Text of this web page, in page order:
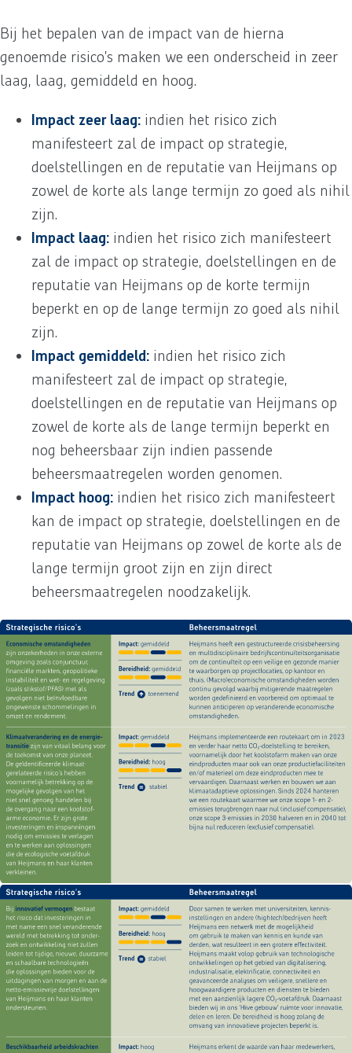
Bij het bepalen van de impact van de hierna
genoemde risico’s maken we een onderscheid in zeer
laag, laag, gemiddeld en hoog.
Impact zeer laag: indien het risico zich
manifesteert zal de impact op strategie,
doelstellingen en de reputatie van Heijmans op
zowel de korte als lange termijn zo goed als nihil
zijn.
Impact laag: indien het risico zich manifesteert
zal de impact op strategie, doelstellingen en de
reputatie van Heijmans op de korte termijn
beperkt en op de lange termijn zo goed als nihil
zijn.
Impact gemiddeld: indien het risico zich
manifesteert zal de impact op strategie,
doelstellingen en de reputatie van Heijmans op
zowel de korte als de lange termijn beperkt en
nog beheersbaar zijn indien passende
beheersmaatregelen worden genomen.
Impact hoog: indien het risico zich manifesteert
kan de impact op strategie, doelstellingen en de
reputatie van Heijmans op zowel de korte als de
lange termijn groot zijn en zijn direct
beheersmaatregelen noodzakelijk.